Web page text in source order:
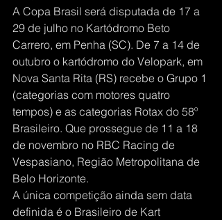
A Copa Brasil será disputada de 17 a
29 de julho no Kartódromo Beto
Carrero, em Penha (SC). De 7 a 14 de
outubro o kartódromo do Velopark, em
Nova Santa Rita (RS) recebe o Grupo 1
(categorias com motores quatro
tempos) e as categorias Rotax do 58º
Brasileiro. Que prossegue de 11 a 18
de novembro no RBC Racing de
Vespasiano, Região Metropolitana de
Belo Horizonte.
A única competição ainda sem data
definida é o Brasileiro de Kart